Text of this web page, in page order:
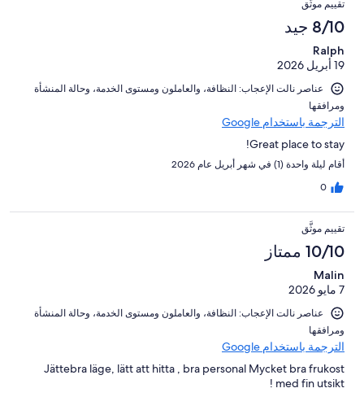
تقييم موثَّق
8/10 جيد
Ralph
19 أبريل 2026
عناصر نالت الإعجاب: ⁦النظافة⁩، و⁦العاملون ومستوى الخدمة⁩، و⁦حالة المنشأة
ومرافقها⁩
الترجمة باستخدام Google
Great place to stay!
أقام ليلة واحدة (1) في شهر أبريل عام 2026
0
تقييم موثَّق
10/10 ممتاز
Malin
7 مايو 2026
عناصر نالت الإعجاب: ⁦النظافة⁩، و⁦العاملون ومستوى الخدمة⁩، و⁦حالة المنشأة
ومرافقها⁩
الترجمة باستخدام Google
Jättebra läge, lätt att hitta , bra personal Mycket bra frukost
med fin utsikt !